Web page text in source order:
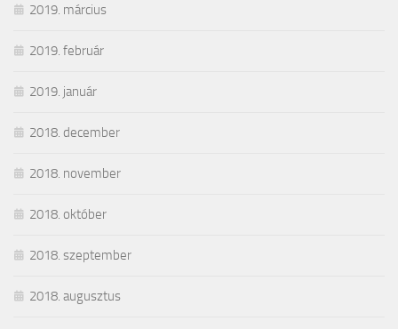
2019. március
2019. február
2019. január
2018. december
2018. november
2018. október
2018. szeptember
2018. augusztus